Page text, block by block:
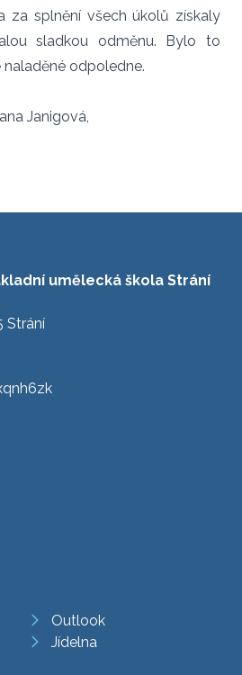
za splnění všech úkolů získaly
sladkou odměnu. Bylo to
odpoledne.
Janigová,
umělecká škola Strání
Strání
Outlook
Jídelna